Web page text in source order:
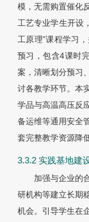
模，无需购置催化
工艺专业学生开设
工原理”课程学习
预习，包含4课时
案，清晰划分预习
讨各教学环节。本
学品与高温高压反
备运维等通用安全
套完整教学资源降
3.3.2 实践基地建
加强与企业的
研机构等建立长期
机会。引导学生在